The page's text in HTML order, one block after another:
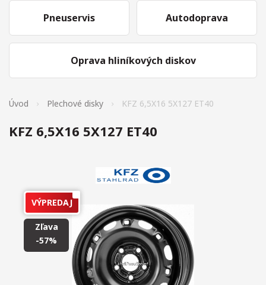
Pneuservis
Oprava hliníkových diskov
Autodoprava
Úvod Plechové disky KFZ 6,5X16 5X127 ET40
KFZ 6,5X16 5X127 ET40
VÝPREDAJ
Zľava
-57%